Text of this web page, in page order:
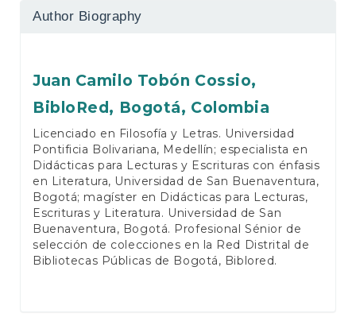
Author Biography
Juan Camilo Tobón Cossio,
BibloRed, Bogotá, Colombia
Licenciado en Filosofía y Letras. Universidad
Pontificia Bolivariana, Medellín; especialista en
Didácticas para Lecturas y Escrituras con énfasis
en Literatura, Universidad de San Buenaventura,
Bogotá; magíster en Didácticas para Lecturas,
Escrituras y Literatura. Universidad de San
Buenaventura, Bogotá. Profesional Sénior de
selección de colecciones en la Red Distrital de
Bibliotecas Públicas de Bogotá, Biblored.